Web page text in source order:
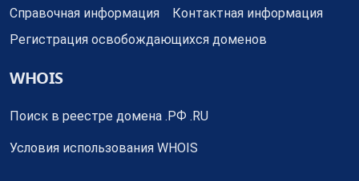
Справочная информация
Контактная информация
Регистрация освобождающихся доменов
WHOIS
Поиск в реестре домена .РФ .RU
Условия использования WHOIS